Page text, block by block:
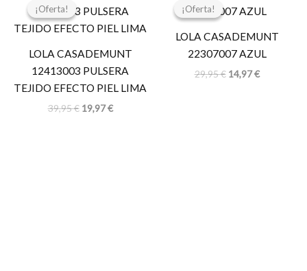
¡Oferta!
¡Oferta!
LOLA CASADEMUNT
12413003 PULSERA
TEJIDO EFECTO PIEL LIMA
39,95€
original
era:
19,97€
actual
es:
¡Oferta!
¡Oferta!
LOLA CASADEMUNT
22307007 AZUL
29,95€
original
29,95 €.
14,97€
actual
14,97 €.